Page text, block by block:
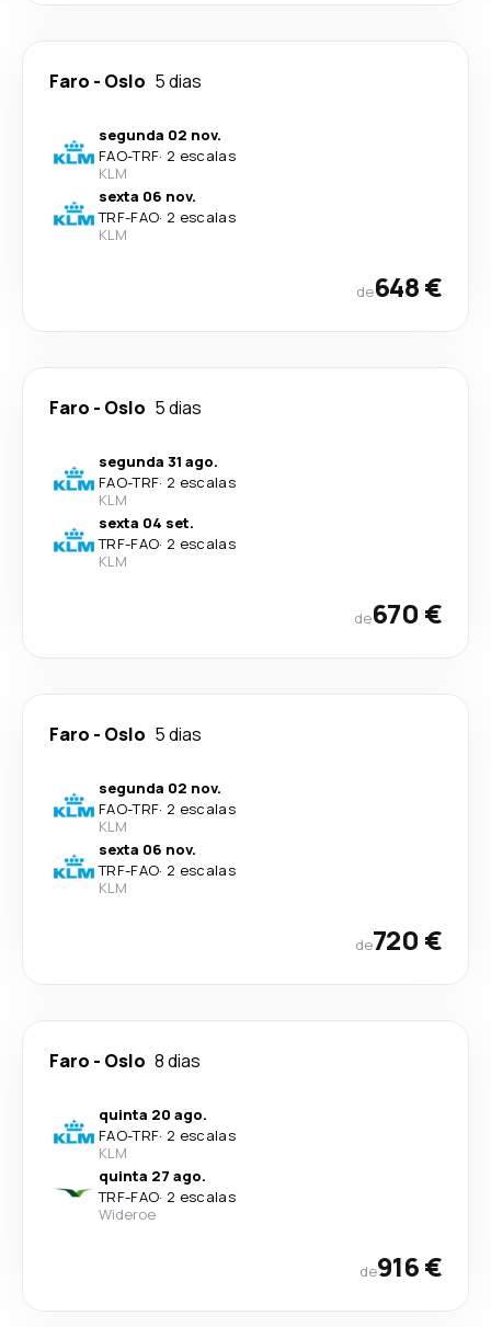
Faro - Oslo 5 dias
segunda 02 nov.
FAO-TRF· 2 escalas
KLM
sexta 06 nov.
TRF-FAO· 2 escalas
KLM
de648 €
Faro - Oslo 5 dias
segunda 31 ago.
FAO-TRF· 2 escalas
KLM
sexta 04 set.
TRF-FAO· 2 escalas
KLM
de670 €
Faro - Oslo 5 dias
segunda 02 nov.
FAO-TRF· 2 escalas
KLM
sexta 06 nov.
TRF-FAO· 2 escalas
KLM
de720 €
Faro - Oslo 8 dias
quinta 20 ago.
FAO-TRF· 2 escalas
KLM
quinta 27 ago.
TRF-FAO· 2 escalas
Wideroe
de916 €